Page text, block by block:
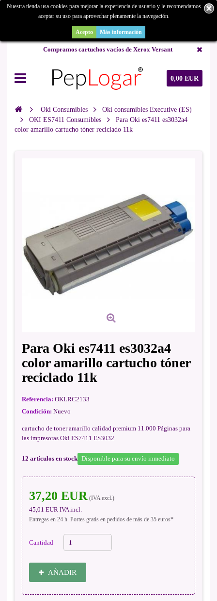
¿Buscas un repuesto de copiadora o buscas una de ocasión y no la
encuentras? Consúltanos.
Compramos cartuchos vacíos de Xerox Versant
0,00 EUR
Nuestra tienda usa cookies para mejorar la experiencia de usuario y le recomendamos
aceptar su uso para aprovechar plenamente la navegación.
Acepto Más información
Oki Consumibles
Oki consumibles Executive (ES)
OKI ES7411 Consumibles
Para Oki es7411 es3032a4
color amarillo cartucho tóner reciclado 11k
Para Oki es7411 es3032a4
color amarillo cartucho tóner
reciclado 11k
Referencia: OKLRC2133
Condición: Nuevo
cartucho de toner amarillo calidad premium 11.000 Páginas para
las impresoras Oki ES7411 ES3032
12 artículos en stock Disponible para su envío inmediato
37,20 EUR (IVA excl.)
45,01 EUR IVA incl.
Entregas en 24 h. Portes gratis en pedidos de más de 35 euros*
Cantidad
AÑADIR